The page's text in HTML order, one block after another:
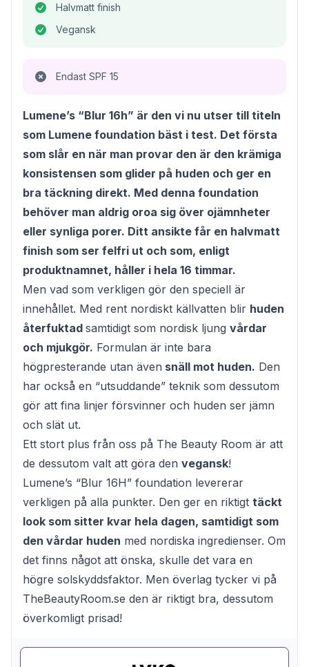
Halvmatt finish
Vegansk
Endast SPF 15
Lumene’s “Blur 16h” är den vi nu utser till titeln
som Lumene foundation bäst i test. Det första
som slår en när man provar den är den krämiga
konsistensen som glider på huden och ger en
bra täckning direkt. Med denna foundation
behöver man aldrig oroa sig över ojämnheter
eller synliga porer. Ditt ansikte får en halvmatt
finish som ser felfri ut och som, enligt
produktnamnet, håller i hela 16 timmar.
Men vad som verkligen gör den speciell är
innehållet. Med rent nordiskt källvatten blir huden
återfuktad samtidigt som nordisk ljung vårdar
och mjukgör. Formulan är inte bara
högpresterande utan även snäll mot huden. Den
har också en “utsuddande” teknik som dessutom
gör att fina linjer försvinner och huden ser jämn
och slät ut.
Ett stort plus från oss på The Beauty Room är att
de dessutom valt att göra den vegansk!
Lumene’s “Blur 16H” foundation levererar
verkligen på alla punkter. Den ger en riktigt täckt
look som sitter kvar hela dagen, samtidigt som
den vårdar huden med nordiska ingredienser. Om
det finns något att önska, skulle det vara en
högre solskyddsfaktor. Men överlag tycker vi på
TheBeautyRoom.se den är riktigt bra, dessutom
överkomligt prisad!